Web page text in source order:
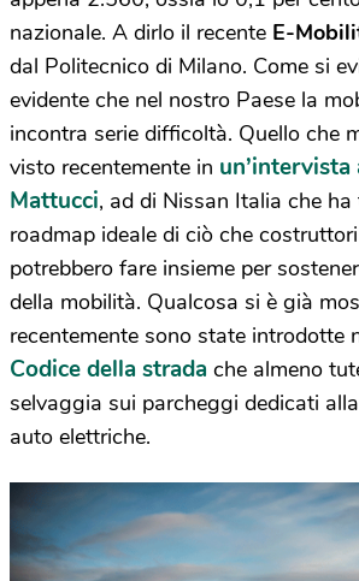
nazionale. A dirlo il recente E-
dal Politecnico di Milano. Come si
evidente che nel nostro Paese la
incontra serie difficoltà. Quello che
visto recentemente in un’intervista
Mattucci, ad di Nissan Italia che
roadmap ideale di ciò che
potrebbero fare insieme per
della mobilità. Qualcosa si è già
recentemente sono state introdotte
Codice della strada che almeno
selvaggia sui parcheggi dedicati
auto elettriche.